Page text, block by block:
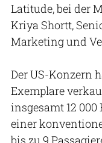
Latitude, bei der
Kriya Shortt,
Marketing und
Der US-Konzern
Exemplare
insgesamt 12
einer
bis zu 9